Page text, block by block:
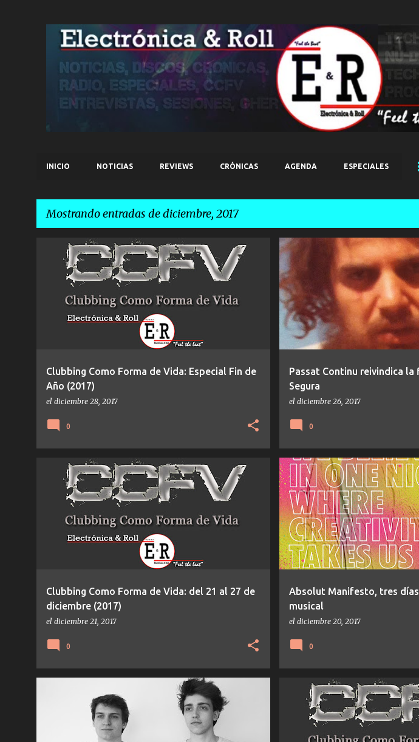
INICIO NOTICIAS REVIEWS CRÓNICAS AGENDA ESPECIALES
Mostrando entradas de diciembre, 2017
Clubbing Como Forma de Vida: Especial Fin de
Año (2017)
el diciembre 28, 2017
CCFV
0
Passat Continu reivindica la
Segura
el diciembre 26, 2017
EXPERIMENTAL
TEMAS/DISCOS
0
Clubbing Como Forma de Vida: del 21 al 27 de
diciembre (2017)
el diciembre 21, 2017
CCFV
0
Absolut Manifesto, tres
musical
el diciembre 20, 2017
NOTICIAS
0
DEEP HOUSE PONT NEUF
TEMAS/DISCOS
CCFV